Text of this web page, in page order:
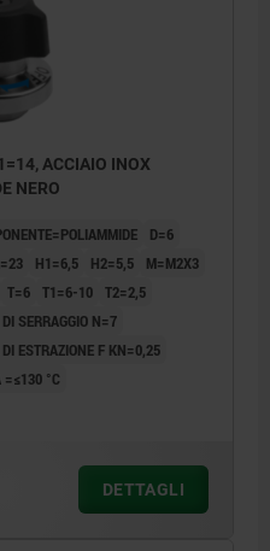
1
ACCIAIO INOX
NERO
D=6
H1=6,5 H2=5,5
M=M2X3
T=6 T1=6-10 T2=2,5
SERRAGGIO N=7
DI ESTRAZIONE F KN=0,25
=≤130 °C
DETTAGLI